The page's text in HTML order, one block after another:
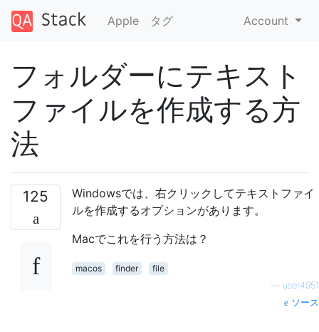
Apple タグ Account
フォルダーにテキスト
ファイルを作成する方
法
125
Windowsでは、右クリックしてテキストファイ
ルを作成するオプションがあります。
Macでこれを行う方法は？
macos finder
file
user4951
ソース